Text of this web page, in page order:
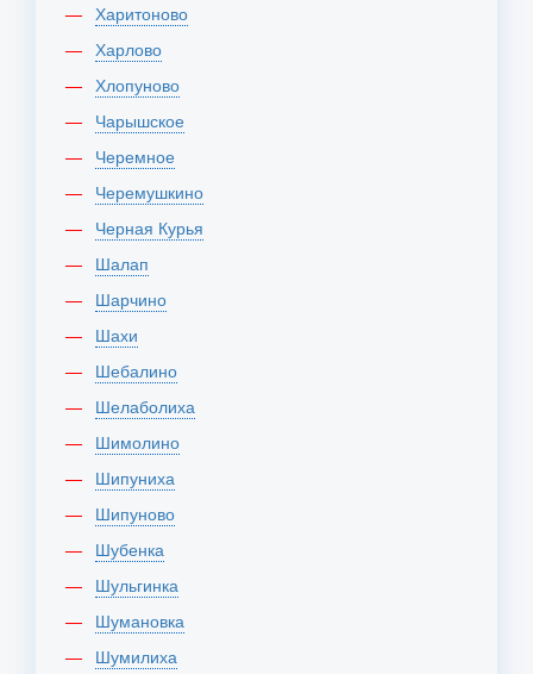
Харитоново
Харлово
Хлопуново
Чарышское
Черемное
Черемушкино
Черная Курья
Шалап
Шарчино
Шахи
Шебалино
Шелаболиха
Шимолино
Шипуниха
Шипуново
Шубенка
Шульгинка
Шумановка
Шумилиха